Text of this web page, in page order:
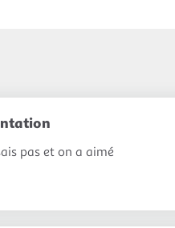
pas et on a aimé